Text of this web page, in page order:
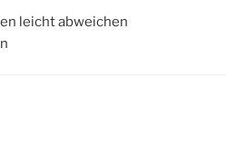
leicht abweichen